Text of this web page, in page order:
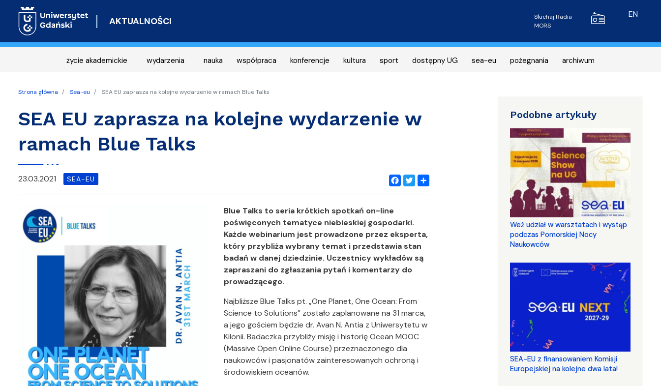
AKTUALNOŚCI Radio MORS
Słuchaj Radia
MORS
EN
życie akademickie wydarzenia nauka współpraca konferencje kultura sport dostępny UG sea-eu pożegnania archiwum
Strona główna Sea-eu SEA EU zaprasza na kolejne wydarzenie w ramach Blue Talks
SEA EU zaprasza na kolejne wydarzenie w
ramach Blue Talks
Facebook
Twitter
Share
23.03.2021 SEA-EU
Blue Talks to seria krótkich spotkań on-line
poświęconych tematyce niebieskiej gospodarki.
Każde webinarium jest prowadzone przez eksperta,
który przybliża wybrany temat i przedstawia stan
badań w danej dziedzinie. Uczestnicy wykładów są
zapraszani do zgłaszania pytań i komentarzy do
prowadzącego.
Najbliższe Blue Talks pt. „One Planet, One Ocean: From
Science to Solutions” zostało zaplanowane na 31 marca,
a jego gościem będzie dr. Avan N. Antia z Uniwersytetu w
Kilonii. Badaczka przybliży misję i historię Ocean MOOC
(Massive Open Online Course) przeznaczonego dla
naukowców i pasjonatów zainteresowanych ochroną i
środowiskiem oceanów.
Podobne artykuły
Weź udział w warsztatach i wystąp
podczas Pomorskiej Nocy
Naukowców
SEA-EU z finansowaniem Komisji
Europejskiej na kolejne dwa lata!